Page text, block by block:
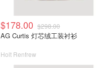
$178.00 $298.00
AG Curtis 灯芯绒工装衬衫
Holt Renfrew